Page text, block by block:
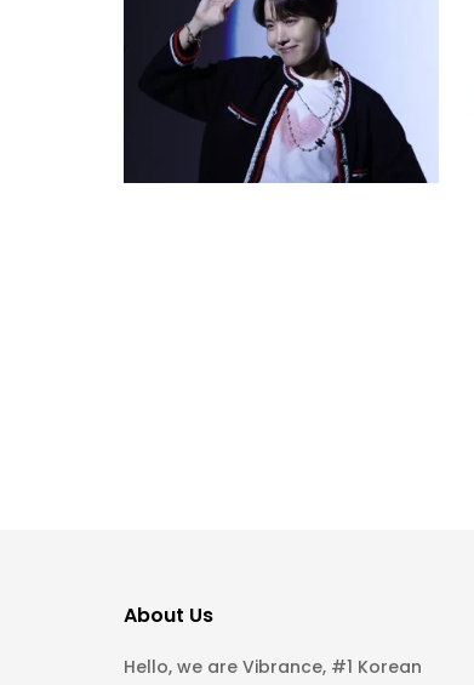
About Us
Hello, we are Vibrance, #1 Korean